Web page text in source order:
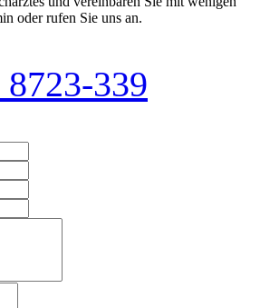
oder rufen Sie uns an.
339